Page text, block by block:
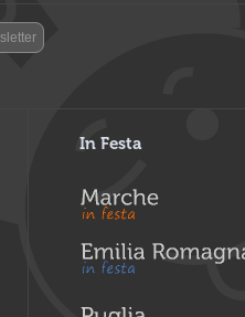
In Festa